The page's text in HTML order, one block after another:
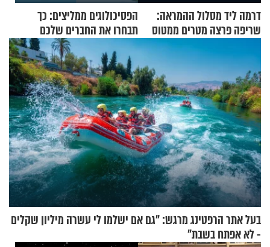
דרמה ליד מסלול ההמראה:
שריפה פרצה מטרים ממטוס
הפסיכולוגים ממליצים: כך
תבחרו את החברים שלכם
בחיים
בעל אתר הרפטינג מרגש: "גם אם ישלמו לי עשרה מיליון שקלים
- לא אפתח בשבת"